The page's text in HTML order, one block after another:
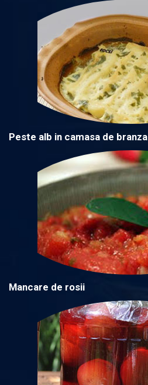
Peste alb in camasa de branza
Mancare de rosii